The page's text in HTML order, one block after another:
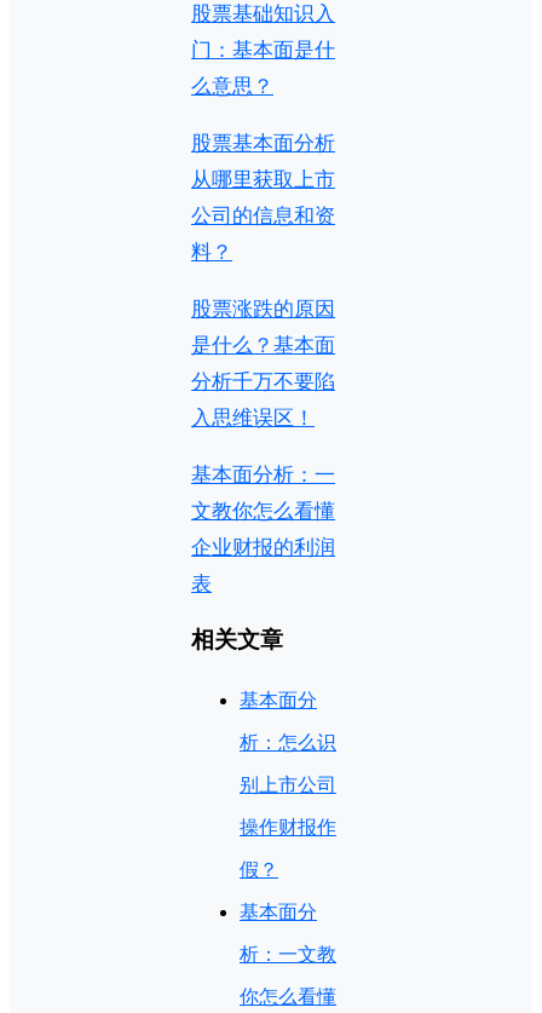
股票基础知识入
门：基本面是什
么意思？
股票基本面分析
从哪里获取上市
公司的信息和资
料？
股票涨跌的原因
是什么？基本面
分析千万不要陷
入思维误区！
基本面分析：一
文教你怎么看懂
企业财报的利润
表
相关文章
基本面分
析：怎么识
别上市公司
操作财报作
假？
基本面分
析：一文教
你怎么看懂